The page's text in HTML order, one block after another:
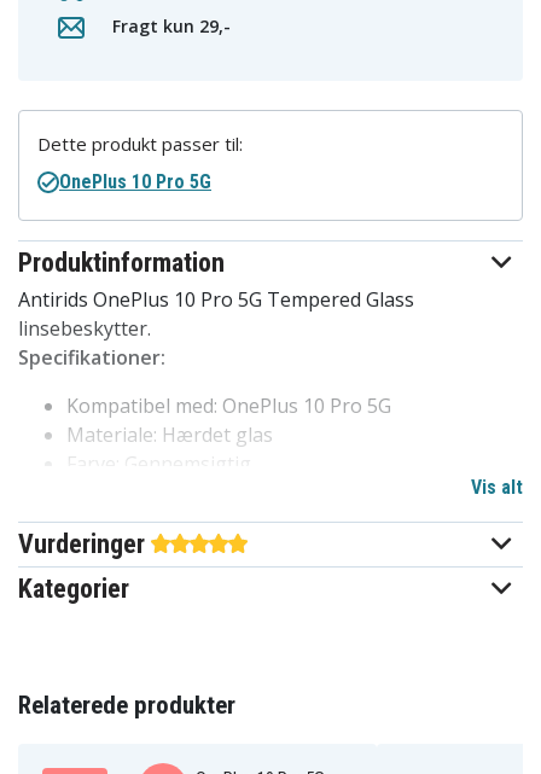
Fragt kun 29,-
Produktinformation
Antirids OnePlus 10 Pro 5G Tempered Glass
linsebeskytter.
Specifikationer:
Kompatibel med: OnePlus 10 Pro 5G
Materiale: Hærdet glas
Farve: Gennemsigtig
Artikkelnr 103522145A
Produkttype
Vis alt
Vurderinger
Kategorier
Dette produkt passer til:
OnePlus 10 Pro 5G
Relaterede produkter